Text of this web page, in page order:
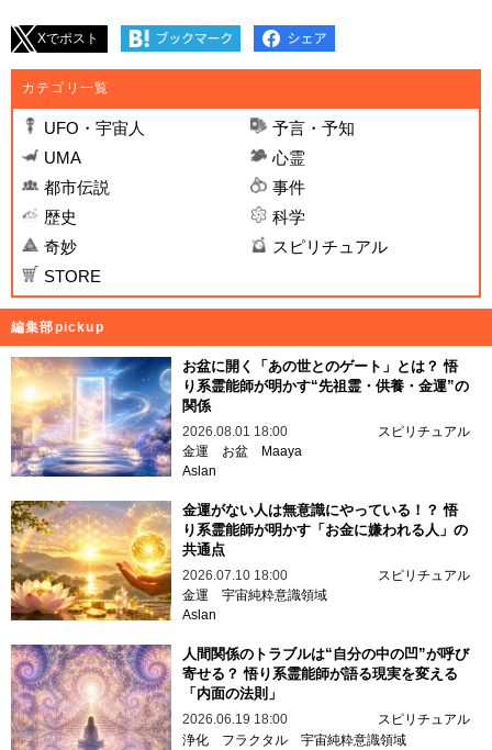
Xでポスト
カテゴリ一覧
UFO・宇宙人
予言・予知
UMA
心霊
都市伝説
事件
歴史
科学
奇妙
スピリチュアル
STORE
編集部pickup
お盆に開く「あの世とのゲート」とは？ 悟
り系霊能師が明かす“先祖霊・供養・金運”の
関係
2026.08.01 18:00
スピリチュアル
金運
お盆
Maaya
Aslan
金運がない人は無意識にやっている！？ 悟
り系霊能師が明かす「お金に嫌われる人」の
共通点
2026.07.10 18:00
スピリチュアル
金運 宇宙純粋意識領域
Aslan
人間関係のトラブルは“自分の中の凹”が呼び
寄せる？ 悟り系霊能師が語る現実を変える
「内面の法則」
2026.06.19 18:00
スピリチュアル
浄化
フラクタル 宇宙純粋意識領域